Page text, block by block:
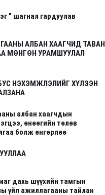
" шагнал гардуулав
АЛБАН ХААГЧИД ТАВАН
МӨНГӨН УРАМШУУЛАЛ
НЭХЭМЖЛЭЛИЙГ ХҮЛЭЭН
албан хаагчдын
өнөөгийн төлөв
болж өнгөрлөө
дахь шүүхийн тамгын
үйл ажиллагааны тайлан